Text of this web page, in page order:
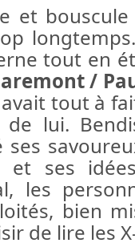
et bouscule
tout en
/
tout à
lui.
et ses
les
bien
de lire les